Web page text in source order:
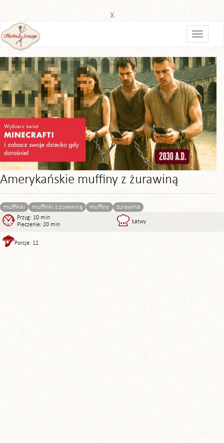
X
Amerykańskie muffiny z żurawiną
muffinki muffinki z żurawiną muffiny żurawina
Przyg: 10 min
Pieczenie: 20 min
Łatwy
Porcje: 12